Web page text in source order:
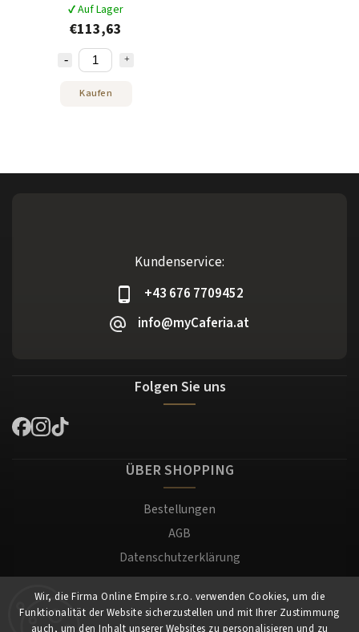
Wir, die Firma Online Empire s.r.o. verwenden Cookies, um die
Funktionalität der Website sicherzustellen und mit Ihrer Zustimmung
auch, um den Inhalt unserer Websites zu personalisieren und zu
✔ Auf Lager
€113,63
Kaufen
Kundenservice:
+43 676 7709452
info@myCaferia.at
Folgen Sie uns
ÜBER SHOPPING
Bestellungen
AGB
Datenschutzerklärung
Versand und Zahlung
Warenrücksendung